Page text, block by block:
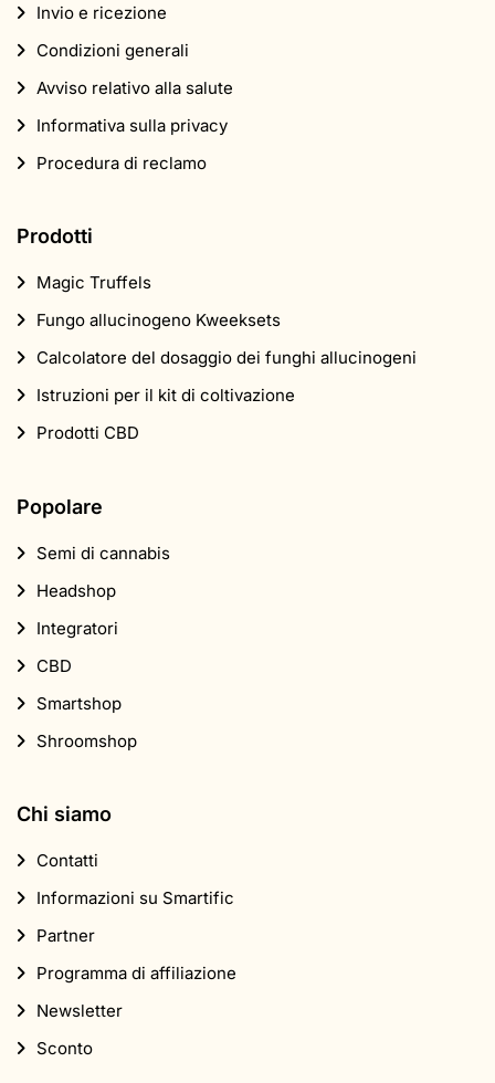
Invio e ricezione
Condizioni generali
Avviso relativo alla salute
Informativa sulla privacy
Procedura di reclamo
Prodotti
Magic Truffels
Fungo allucinogeno Kweeksets
Calcolatore del dosaggio dei funghi allucinogeni
Istruzioni per il kit di coltivazione
Prodotti CBD
Popolare
Semi di cannabis
Headshop
Integratori
CBD
Smartshop
Shroomshop
Chi siamo
Contatti
Informazioni su Smartific
Partner
Programma di affiliazione
Newsletter
Sconto